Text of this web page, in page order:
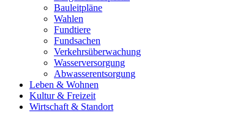
Bauleitpläne
Wahlen
Fundtiere
Fundsachen
Verkehrsüberwachung
Wasserversorgung
Abwasserentsorgung
Leben & Wohnen
Kultur & Freizeit
Wirtschaft & Standort